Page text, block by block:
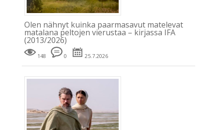
Olen nähnyt kuinka paarmasavut matelevat
matalana peltojen vierustaa – kirjassa IFA
(2013/2026)
148 0 25.7.2026